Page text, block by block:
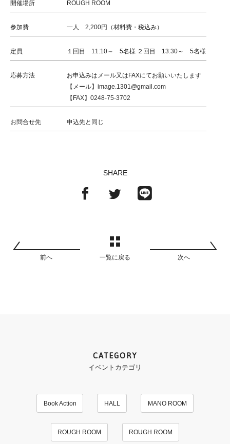
開催場所 ROUGH ROOM
参加費 一人 2,200円（材料費・税込み）
定員 １回目 11:10～ 5名様 ２回目 13:30～ 5名様
応募方法
お申込みはメール又はFAXにてお願いいたします
【メール】image.1301@gmail.com
【FAX】0248-75-3702
お問合せ先 申込先と同じ
SHARE
前へ 一覧に戻る 次へ
CATEGORY
イベントカテゴリ
Book Action HALL MANO ROOM
ROUGH ROOM ROUGH ROOM